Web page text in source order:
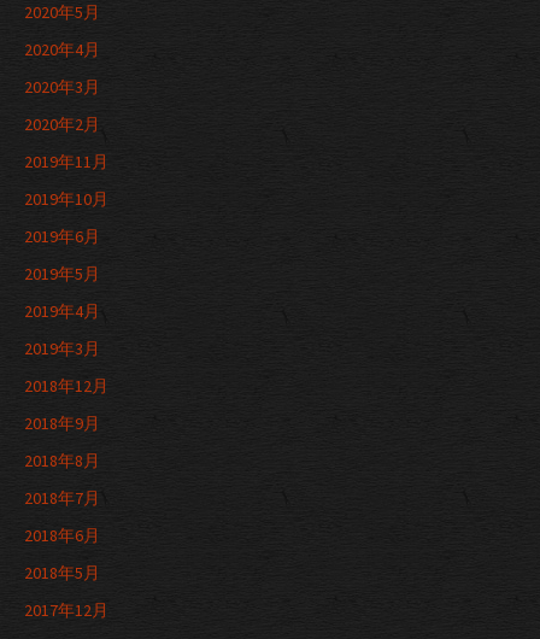
2020年5月
2020年4月
2020年3月
2020年2月
2019年11月
2019年10月
2019年6月
2019年5月
2019年4月
2019年3月
2018年12月
2018年9月
2018年8月
2018年7月
2018年6月
2018年5月
2017年12月